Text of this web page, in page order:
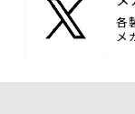
各
メ